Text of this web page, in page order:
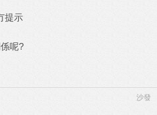
提示
呢?
沙發